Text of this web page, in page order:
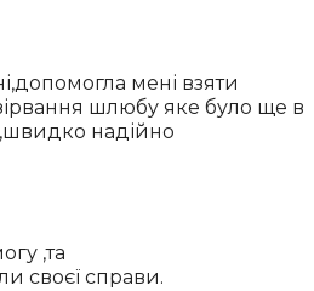
мені взяти
шлюбу яке було ще в
надійно
,та
своєї справи.